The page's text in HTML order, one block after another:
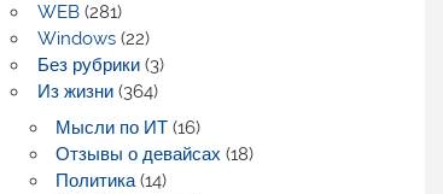
WEB(281)
Windows(22)
Без рубрики(3)
Из жизни(364)
Мысли по ИТ(16)
Отзывы о девайсах (18)
Политика(14)